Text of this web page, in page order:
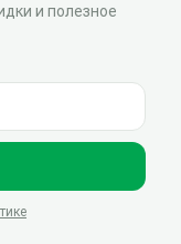
и полезное